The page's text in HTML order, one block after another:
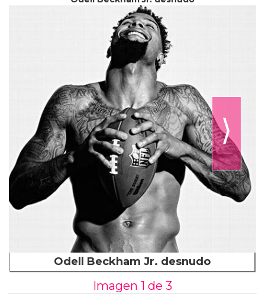
⟩
Odell Beckham Jr. desnudo
Imagen 1 de 3